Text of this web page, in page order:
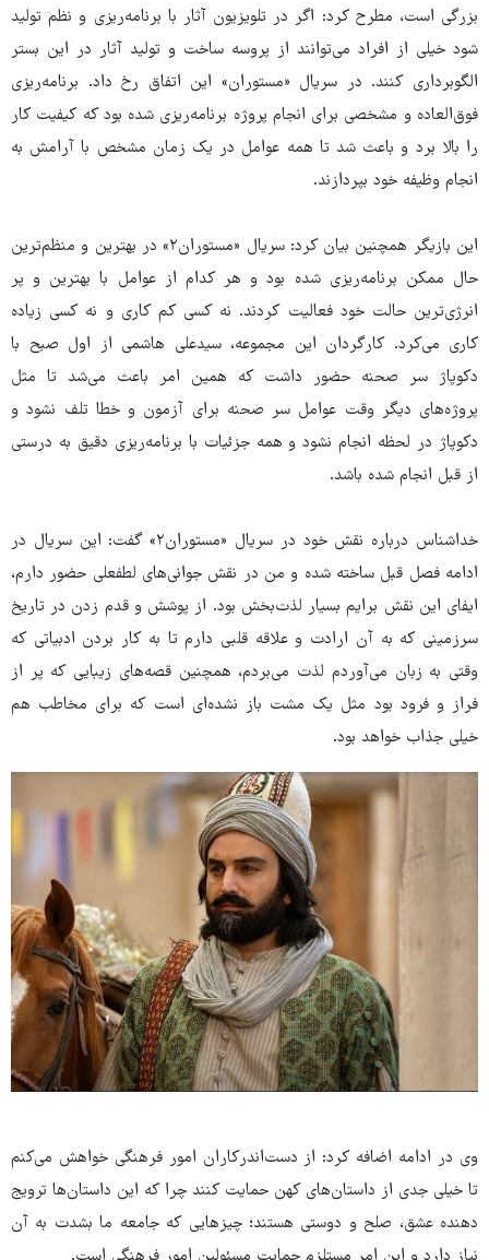
بزرگی است، مطرح کرد: اگر در تلویزیون آثار با برنامه‌ریزی و نظم تولید
شود خیلی از افراد می‌توانند از پروسه ساخت و تولید آثار در این بستر
الگوبرداری کنند. در سریال «مستوران» این اتفاق رخ داد. برنامه‌ریزی
فوق‌العاده و مشخصی برای انجام پروژه برنامه‌ریزی شده بود که کیفیت کار
را بالا برد و باعث شد تا همه عوامل در یک زمان مشخص با آرامش به
انجام وظیفه خود بپردازند.
این بازیگر همچنین بیان کرد: سریال «مستوران۲» در بهترین و منظم‌ترین
حال ممکن برنامه‌ریزی شده بود و هر کدام از عوامل با بهترین و پر
انرژی‌ترین حالت خود فعالیت کردند. نه کسی کم کاری و نه کسی زیاده
کاری می‌کرد. کارگردان این مجموعه، سیدعلی هاشمی از اول صبح با
دکوپاژ سر صحنه حضور داشت که همین امر باعث می‌شد تا مثل
پروژه‌های دیگر وقت عوامل سر صحنه برای آزمون و خطا تلف نشود و
دکوپاژ در لحظه انجام نشود و همه جزئیات با برنامه‌ریزی دقیق به درستی
از قبل انجام شده باشد.
خداشناس درباره نقش خود در سریال «مستوران۲» گفت: این سریال در
ادامه فصل قبل ساخته شده و من در نقش جوانی‌های لطفعلی حضور دارم،
ایفای این نقش برایم بسیار لذت‌بخش بود. از پوشش و قدم زدن در تاریخ
سرزمینی که به آن ارادت و علاقه قلبی دارم تا به کار بردن ادبیاتی که
وقتی به زبان می‌آوردم لذت می‌بردم، همچنین قصه‌های زیبایی که پر از
فراز و فرود بود مثل یک مشت باز نشده‌ای است که برای مخاطب هم
خیلی جذاب خواهد بود.
وی در ادامه اضافه کرد: از دست‌اندرکاران امور فرهنگی خواهش می‌کنم
تا خیلی جدی از داستان‌های کهن حمایت کنند چرا که این داستان‌ها ترویج
دهنده عشق، صلح و دوستی هستند؛ چیزهایی که جامعه ما بشدت به آن